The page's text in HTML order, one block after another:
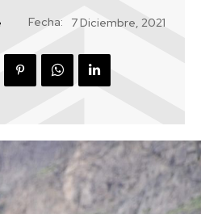
Fecha: 7 Diciembre, 2021